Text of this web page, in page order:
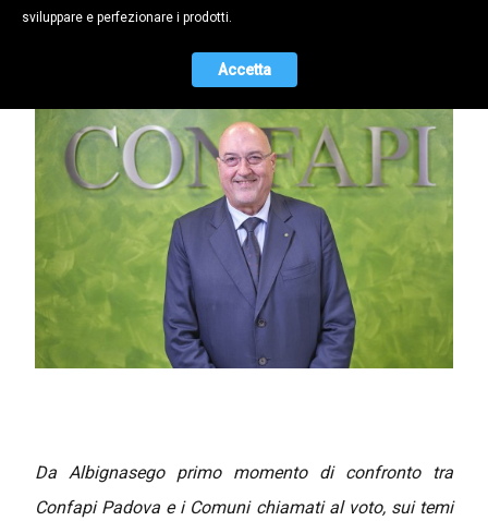
STRATEGICA PER IL TERRITORIO»
Da Albignasego primo momento di confronto tra
Confapi Padova e i Comuni chiamati al voto, sui temi
sviluppare e perfezionare i prodotti.
Accetta